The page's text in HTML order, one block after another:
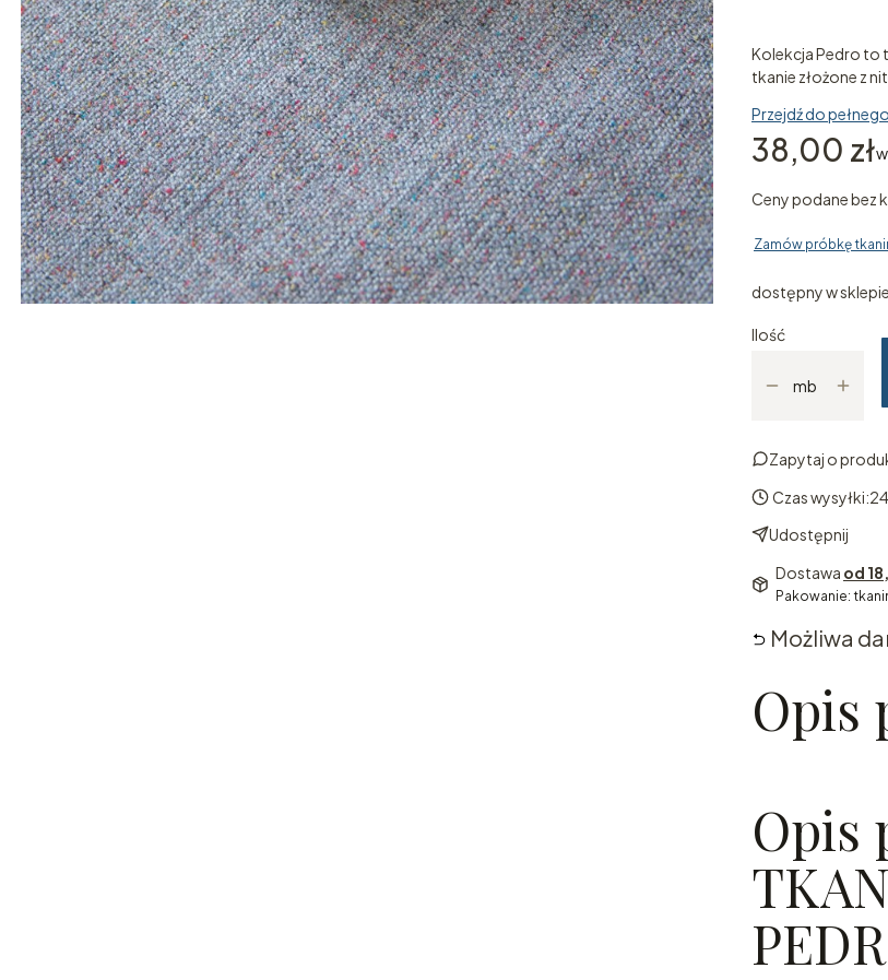
Kolekcja Pedro to
tkanie złożone z
Przejdź do
Cena
38,00 zł
Ceny podane bez
Zamów próbkę
dostępny w
Ilość
mb
Zapytaj o
Czas wysyłki:
Udostępnij
Dostawa od
Pakowanie:
Możliwa
Opis
Opis